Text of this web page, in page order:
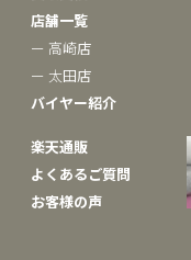
店舗一覧
ー 高崎店
ー 太田店
バイヤー紹介
楽天通販
よくあるご質問
お客様の声